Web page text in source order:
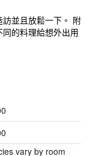
並且放鬆一下。 附
的料理給想外出用
vary by room